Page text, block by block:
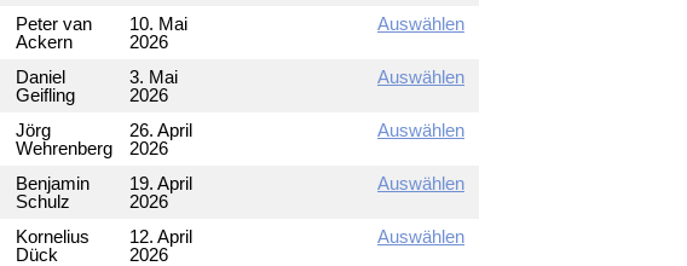
Peter van
Ackern
10. Mai
2026
Auswählen
Daniel
Geifling
3. Mai
2026
Auswählen
Jörg
Wehrenberg
26. April
2026
Auswählen
Benjamin
Schulz
19. April
2026
Auswählen
Kornelius
Dück
12. April
2026
Auswählen